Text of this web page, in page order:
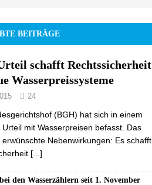
BEITRÄGE
schafft Rechtssicherheit
Wasserpreissysteme
24
(BGH) hat sich in einem
mit Wasserpreisen befasst. Das
erwünschte Nebenwirkungen: Es schafft
[...]
den Wasserzählern seit 1. November